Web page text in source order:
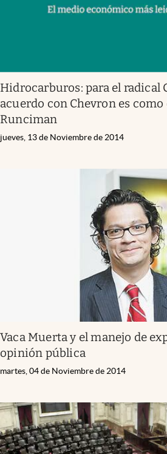
Hidrocarburos: para el radical
acuerdo con Chevron es como
Runciman
jueves, 13 de Noviembre de 2014
Vaca Muerta y el manejo de
opinión pública
martes, 04 de Noviembre de 2014